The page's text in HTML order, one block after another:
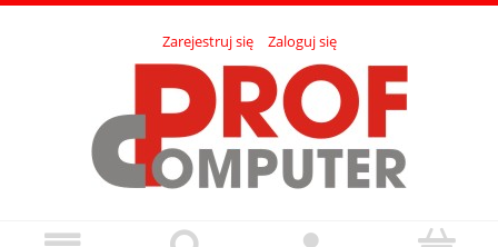
Zarejestruj się Zaloguj się